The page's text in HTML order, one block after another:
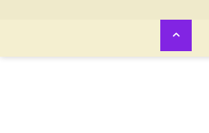
Back
to